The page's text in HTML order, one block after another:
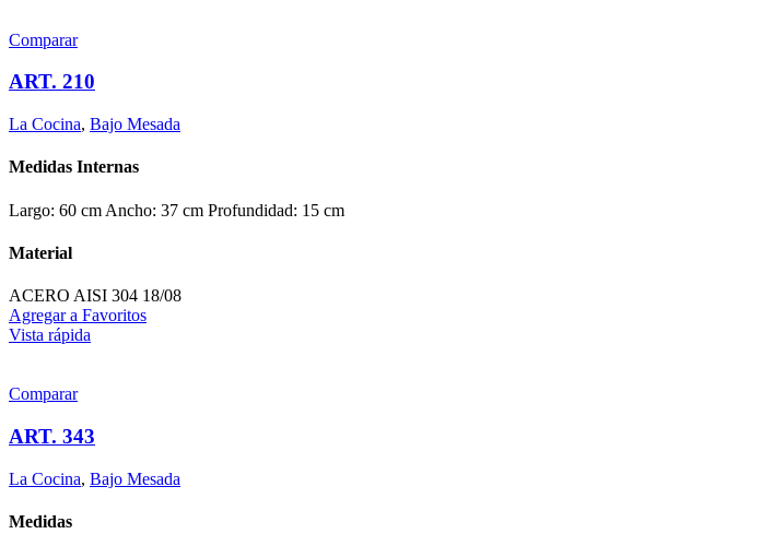
Comparar
ART. 210
La Cocina, Bajo Mesada
Medidas Internas
Largo: 60 cm Ancho: 37 cm Profundidad: 15 cm
Material
ACERO AISI 304 18/08
Agregar a Favoritos
Vista rápida
Comparar
ART. 343
La Cocina, Bajo Mesada
Medidas